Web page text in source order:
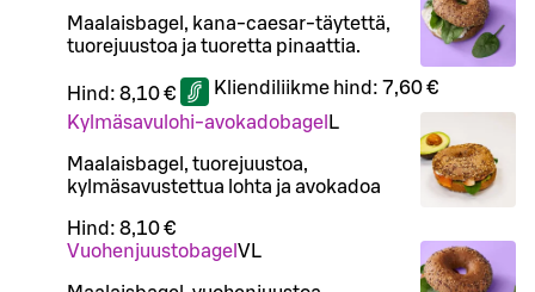
Maalaisbagel, kana-caesar-täytettä,
tuorejuustoa ja tuoretta pinaattia.
Hind: 8,10 € Kliendiliikme hind: 7,60 €
Kylmäsavulohi-avokadobagel L
Maalaisbagel, tuorejuustoa,
kylmäsavustettua lohta ja avokadoa
Hind: 8,10 €
Vuohenjuustobagel VL